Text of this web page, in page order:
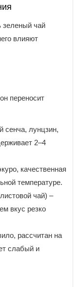
зеленый чай
влияют
переносит
сенча, лунцзин,
2–4
качественная
температуре.
чай) –
вкус резко
рассчитан на
слабый и